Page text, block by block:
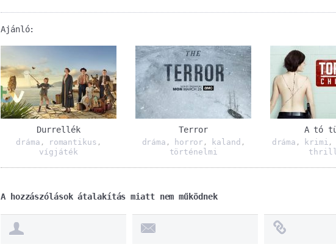
Ajánló:
Durrellék
dráma , romantikus ,
vígjáték
Terror
dráma , horror , kaland ,
történelmi
A tó
dráma , krimi ,
A hozzászólások átalakítás miatt nem működnek